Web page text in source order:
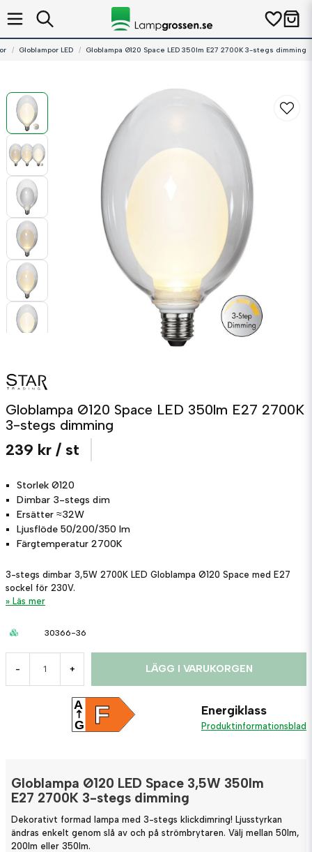
Globlampor LED Globlampa Ø120 Space LED 350lm E27 2700K 3-stegs dimming
Globlampa Ø120 Space LED 350lm E27 2700K
3-stegs dimming
239 kr / st
Storlek Ø120
Dimbar 3-stegs dim
Ersätter ≈32W
Ljusflöde 50/200/350 lm
Färgtemperatur 2700K
3-stegs dimbar 3,5W 2700K LED Globlampa Ø120 Space med E27
sockel för 230V.
Läs mer
30366-36
- + LÄGG I VARUKORGEN
F
A
G
Energiklass
Produktinformationsblad
Globlampa Ø120 LED Space 3,5W 350lm
E27 2700K 3-stegs dimming
Dekorativt formad lampa med 3-stegs klickdimring! Ljusstyrkan
ändras enkelt genom slå av och på strömbrytaren. Välj mellan 50lm,
200lm eller 350lm.